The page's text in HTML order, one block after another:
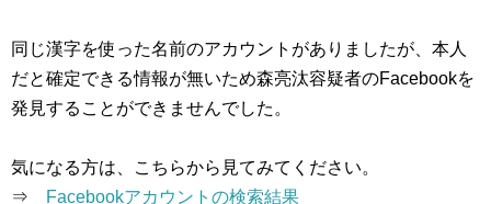
同じ漢字を使った名前のアカウントがありましたが、本人
だと確定できる情報が無いため森亮汰容疑者のFacebookを
発見することができませんでした。
気になる方は、こちらから見てみてください。
⇒
Facebookアカウントの検索結果